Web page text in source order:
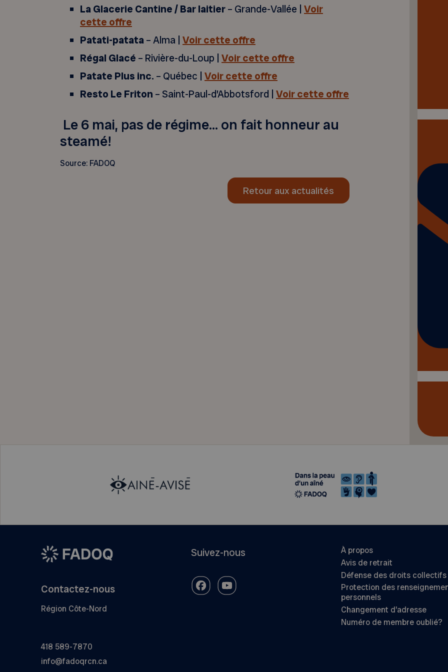
La Glacerie Cantine / Bar laitier– Grande-Vallée | Voir
cette offre
Patati-patata– Alma | Voir cette offre
Régal Glacé – Rivière-du-Loup | Voir cette offre
Patate Plus inc. – Québec | Voir cette offre
Resto Le Friton – Saint-Paul-d’Abbotsford | Voir cette offre
Le 6 mai, pas de régime… on fait honneur au
steamé!
Source: FADOQ
Retour aux actualités
Contactez-nous
Région Côte-Nord
418 589-7870
info@fadoqrcn.ca
Suivez-nous
À propos
Avis de retrait
Défense des droits collectifs
Protection des
personnels
Changement d’adresse
Numéro de membre oublié?